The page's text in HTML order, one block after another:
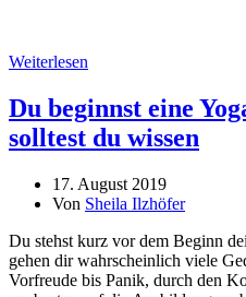
Weiterlesen
Du beginnst eine
solltest du wissen
17. August 2019
Von Sheila Ilzhöfer
Du stehst kurz vor dem Beginn
gehen dir wahrscheinlich viele
Vorfreude bis Panik, durch den